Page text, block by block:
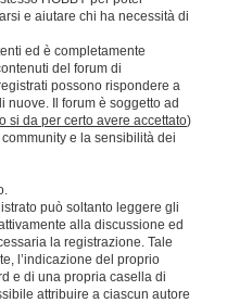
e aiutare chi ha necessità di
ed è completamente
del forum di
possono rispondere a
Il forum è soggetto ad
si da per certo avere accettato)
e la sensibilità dei
può soltanto leggere gli
alla discussione ed
la registrazione. Tale
l’indicazione del proprio
e di una propria casella di
attribuire a ciascun autore